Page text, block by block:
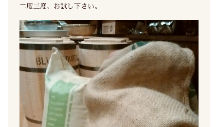
二度三度、お試し下さい。